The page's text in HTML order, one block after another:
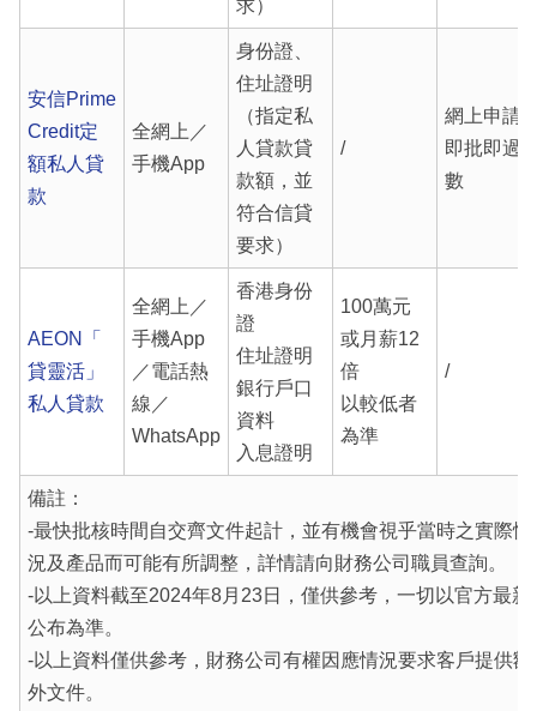
求）
安信Prime
Credit定
額私人貸
款
全網上／
手機App
身份證、
住址證明
（指定私
人貸款貸
款額，並
符合信貸
要求）
/
網上申請
即批即過
數
AEON「
貸靈活」
私人貸款
全網上／
手機App
／電話熱
線／
WhatsApp
香港身份
證
住址證明
銀行戶口
資料
入息證明
100萬元
或月薪12
倍
以較低者
為準
/
備註：
-最快批核時間自交齊文件起計，並有機會視乎當時之實際情
況及產品而可能有所調整，詳情請向財務公司職員查詢。
-以上資料截至2024年8月23日，僅供參考，一切以官方最新
公布為準。
-以上資料僅供參考，財務公司有權因應情況要求客戶提供額
外文件。